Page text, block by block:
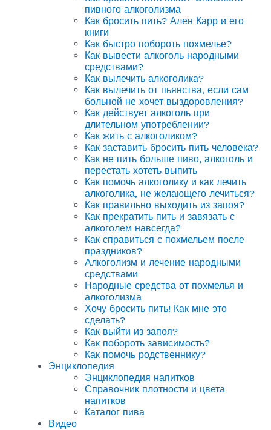
пивного алкоголизма
Как бросить пить? Ален Карр и его
книги
Как быстро побороть похмелье?
Как вывести алкоголь народными
средствами?
Как вылечить алкоголика?
Как вылечить от пьянства, если сам
больной не хочет выздоровления?
Как действует алкоголь при
длительном употреблении?
Как жить с алкоголиком?
Как заставить бросить пить человека?
Как не пить больше пиво, алкоголь и
перестать хотеть выпить
Как помочь алкоголику и как лечить
алкоголика, не желающего лечиться?
Как правильно выходить из запоя?
Как прекратить пить и завязать с
алкоголем навсегда?
Как справиться с похмельем после
праздников?
Алкоголизм и лечение народными
средствами
Народные средства от похмелья и
алкоголизма
Хочу бросить пить! Как мне это
сделать?
Как выйти из запоя?
Как побороть зависимость?
Как помочь родственнику?
Энциклопедия
Энциклопедия напитков
Справочник плотности и цвета
напитков
Каталог пива
Видео